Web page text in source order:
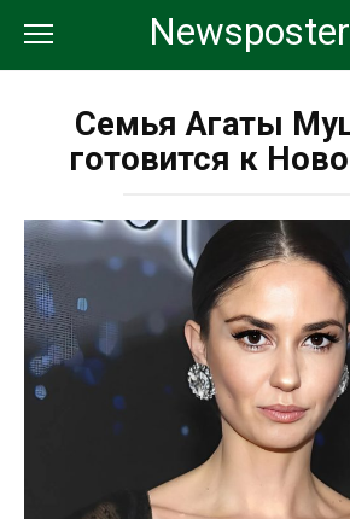
контенту
Семья Агаты
готовится к